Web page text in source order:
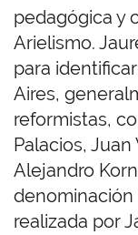
pedagógica y
Arielismo.
para
Aires,
reformistas,
Palacios, Juan
Alejandro
denominación
realizada por